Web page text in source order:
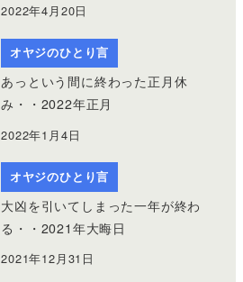
2022年4月20日
オヤジのひとり言
あっという間に終わった正月休
み・・2022年正月
2022年1月4日
オヤジのひとり言
大凶を引いてしまった一年が終わ
る・・2021年大晦日
2021年12月31日